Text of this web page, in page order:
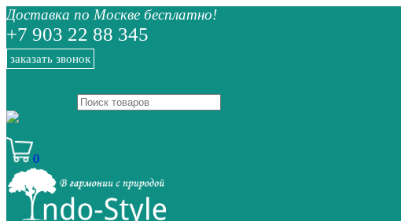
Доставка по Москве бесплатно!
+7 903 22 88 345
заказать звонок
0